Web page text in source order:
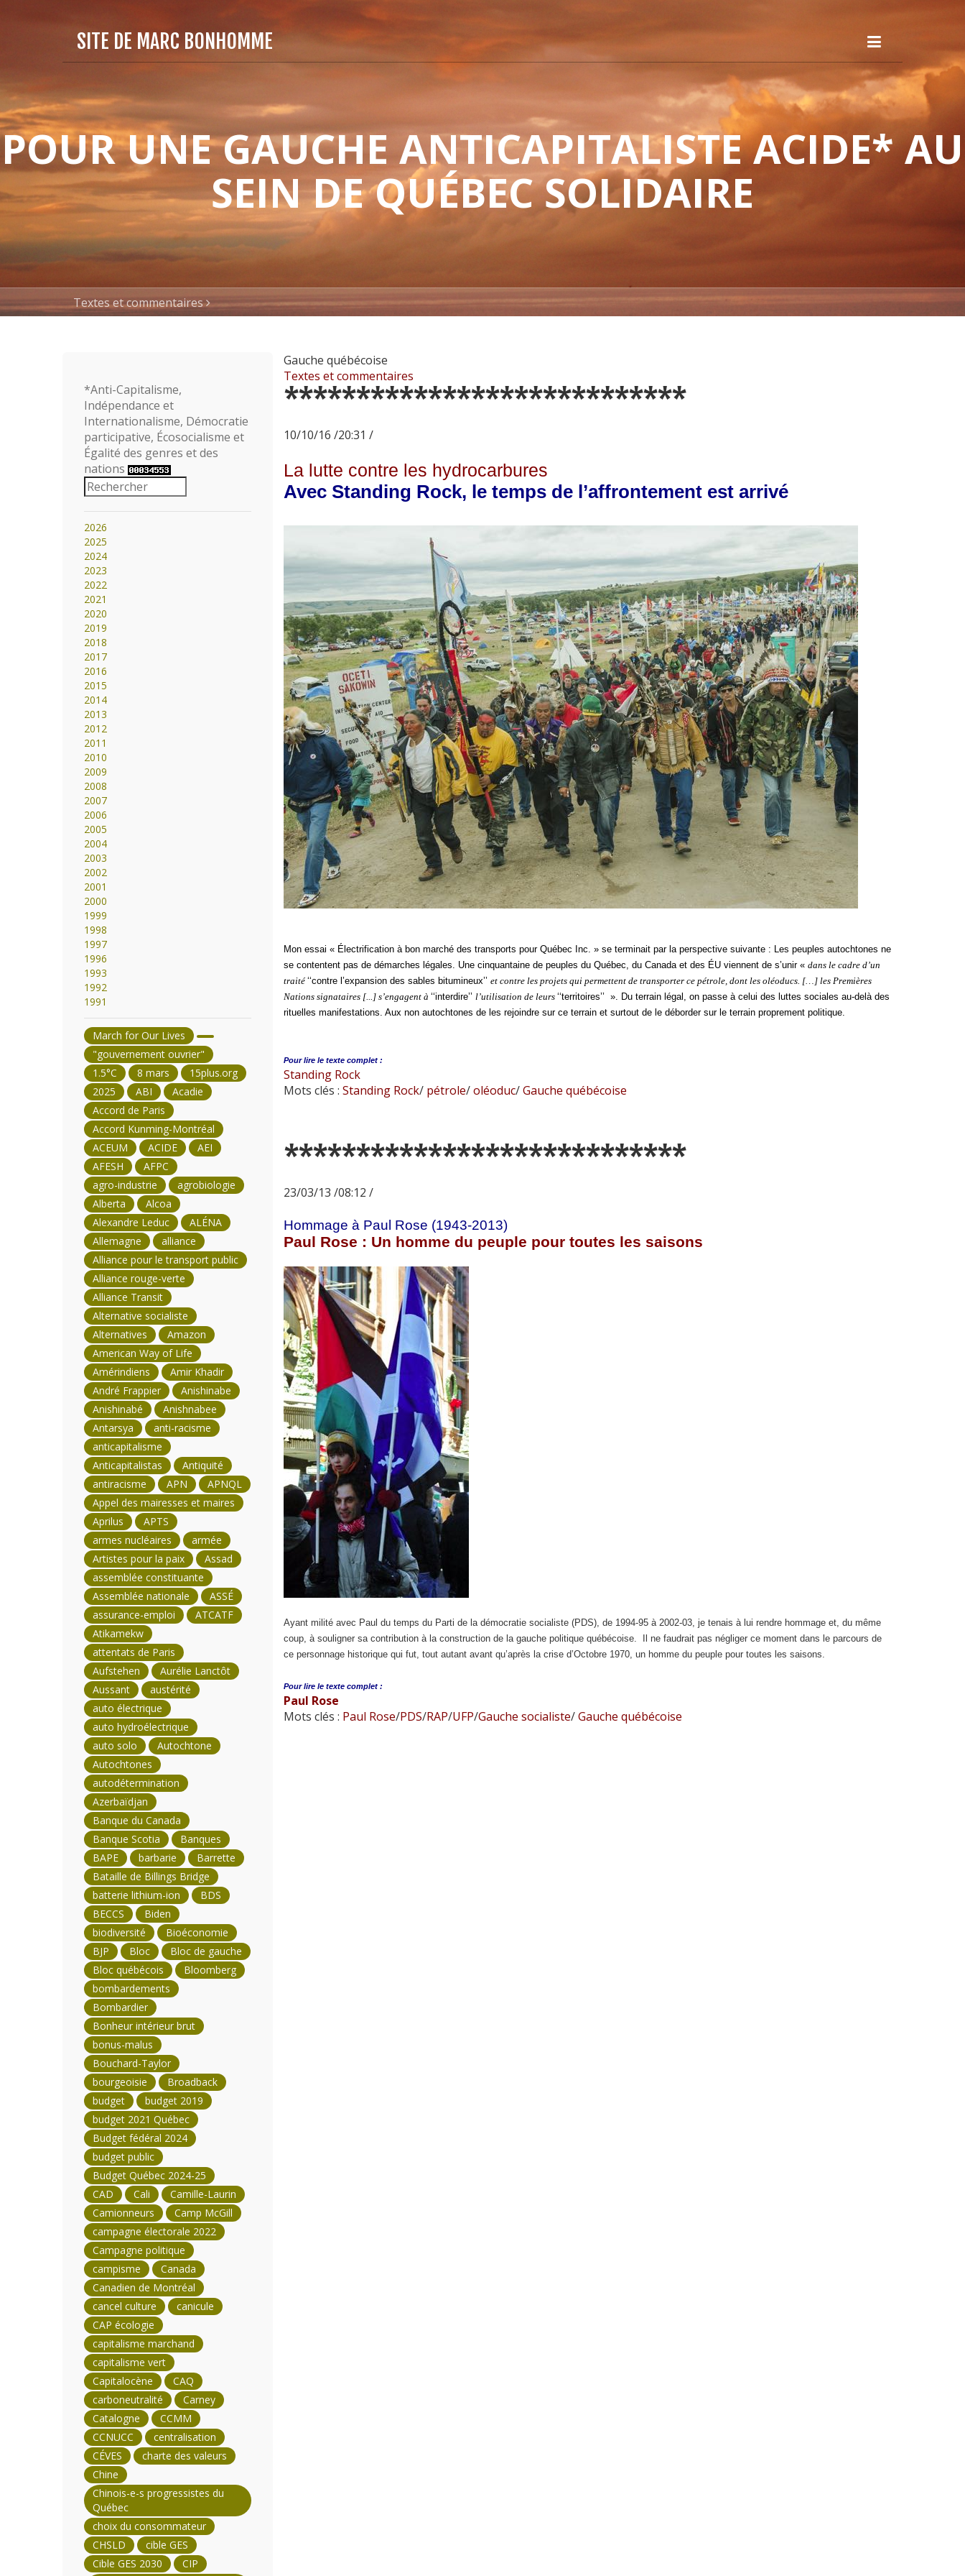
SITE DE MARC BONHOMME
POUR UNE GAUCHE ANTICAPITALISTE ACIDE* AU
SEIN DE QUÉBEC SOLIDAIRE
Textes et commentaires
Gauche québécoise
Textes et commentaires
****************************
10/10/16 /20:31 /
La lutte contre les hydrocarbures
Avec Standing Rock, le temps de l’affrontement est arrivé
Mon essai « Électrification à bon marché des transports pour Québec Inc. » se terminait par la perspective suivante : Les peuples autochtones ne
se contentent pas de démarches légales. Une cinquantaine de peuples du Québec, du Canada et des ÉU viennent de s’unir « dans le cadre d’un
traité ‘‘contre l’expansion des sables bitumineux’’ et contre les projets qui permettent de transporter ce pétrole, dont les oléoducs. […] les Premières
Nations signataires [...] s’engagent à ‘‘interdire’’ l’utilisation de leurs ‘‘territoires’’ ». Du terrain légal, on passe à celui des luttes sociales au-delà des
rituelles manifestations. Aux non autochtones de les rejoindre sur ce terrain et surtout de le déborder sur le terrain proprement politique.
Pour lire le texte complet :
Standing Rock
Mots clés : Standing Rock/pétrole/oléoduc/Gauche québécoise
****************************
23/03/13 /08:12 /
Hommage à Paul Rose (1943-2013)
Paul Rose : Un homme du peuple pour toutes les saisons
Ayant milité avec Paul du temps du Parti de la démocratie socialiste (PDS), de 1994-95 à 2002-03, je tenais à lui rendre hommage et, du même
coup, à souligner sa contribution à la construction de la gauche politique québécoise. Il ne faudrait pas négliger ce moment dans le parcours de
ce personnage historique qui fut, tout autant avant qu’après la crise d’Octobre 1970, un homme du peuple pour toutes les saisons.
Pour lire le texte complet :
Paul Rose
Mots clés : Paul Rose/PDS/RAP/UFP/Gauche socialiste/Gauche québécoise
*Anti-Capitalisme,
Indépendance et
Internationalisme, Démocratie
participative, Écosocialisme et
Égalité des genres et des
nations
2026
2025
2024
2023
2022
2021
2020
2019
2018
2017
2016
2015
2014
2013
2012
2011
2010
2009
2008
2007
2006
2005
2004
2003
2002
2001
2000
1999
1998
1997
1996
1993
1992
1991
March for Our Lives
"gouvernement ouvrier"
1.5°C
8 mars
15plus.org
2025
ABI
Acadie
Accord de Paris
Accord Kunming-Montréal
ACEUM
ACIDE
AEI
AFESH
AFPC
agro-industrie
agrobiologie
Alberta
Alcoa
Alexandre Leduc
ALÉNA
Allemagne
alliance
Alliance pour le transport public
Alliance rouge-verte
Alliance Transit
Alternative socialiste
Alternatives
Amazon
American Way of Life
Amérindiens
Amir Khadir
André Frappier
Anishinabe
Anishinabé
Anishnabee
Antarsya
anti-racisme
anticapitalisme
Anticapitalistas
Antiquité
antiracisme
APN
APNQL
Appel des mairesses et maires
Aprilus
APTS
armes nucléaires
armée
Artistes pour la paix
Assad
assemblée constituante
Assemblée nationale
ASSÉ
assurance-emploi
ATCATF
Atikamekw
attentats de Paris
Aufstehen
Aurélie Lanctôt
Aussant
austérité
auto électrique
auto hydroélectrique
auto solo
Autochtone
Autochtones
autodétermination
Azerbaïdjan
Banque du Canada
Banque Scotia
Banques
BAPE
barbarie
Barrette
Bataille de Billings Bridge
batterie lithium-ion
BDS
BECCS
Biden
biodiversité
Bioéconomie
BJP
Bloc
Bloc de gauche
Bloc québécois
Bloomberg
bombardements
Bombardier
Bonheur intérieur brut
bonus-malus
Bouchard-Taylor
bourgeoisie
Broadback
budget
budget 2019
budget 2021 Québec
Budget fédéral 2024
budget public
Budget Québec 2024-25
CAD
Cali
Camille-Laurin
Camionneurs
Camp McGill
campagne électorale 2022
Campagne politique
campisme
Canada
Canadien de Montréal
cancel culture
canicule
CAP écologie
capitalisme marchand
capitalisme vert
Capitalocène
CAQ
carboneutralité
Carney
Catalogne
CCMM
CCNUCC
centralisation
CÉVES
charte des valeurs
Chine
Chinois-e-s progressistes du
Québec
choix du consommateur
CHSLD
cible GES
Cible GES 2030
CIP